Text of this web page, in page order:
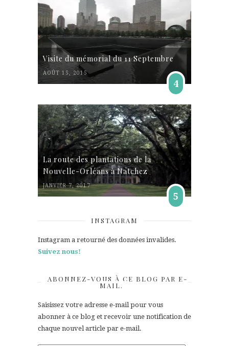
Visite du mémorial du 11 Septembre
AOÛT 15, 2015
4
La route des plantations de la
Nouvelle-Orléans à Natchez
JANVIER 7, 2017
5
INSTAGRAM
Instagram a retourné des données invalides.
Suivez nous!
ABONNEZ-VOUS À CE BLOG PAR E-
MAIL.
Saisissez votre adresse e-mail pour vous
abonner à ce blog et recevoir une notification de
chaque nouvel article par e-mail.